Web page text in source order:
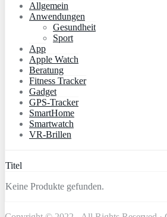
Allgemein
Anwendungen
Gesundheit
Sport
App
Apple Watch
Beratung
Fitness Tracker
Gadget
GPS-Tracker
SmartHome
Smartwatch
VR-Brillen
Titel
Keine Produkte gefunden.